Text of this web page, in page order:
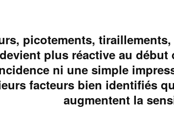
picotements,
plus réactive au
ni une simple
facteurs bien identifiés
augmentent la